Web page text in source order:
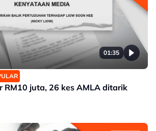
01:35
RM10 juta, 26 kes AMLA ditarik